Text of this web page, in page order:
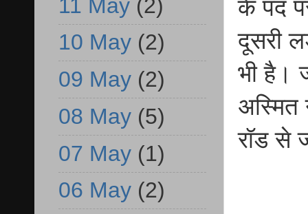
के पद
दूसरी
भी है।
अस्मित
रॉड से
11 May (2)
10 May (2)
09 May (2)
08 May (5)
07 May (1)
06 May (2)